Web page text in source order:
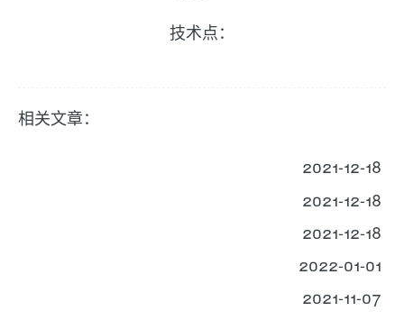
技术点：
相关文章：
2021-12-18
2021-12-18
2021-12-18
2022-01-01
2021-11-07